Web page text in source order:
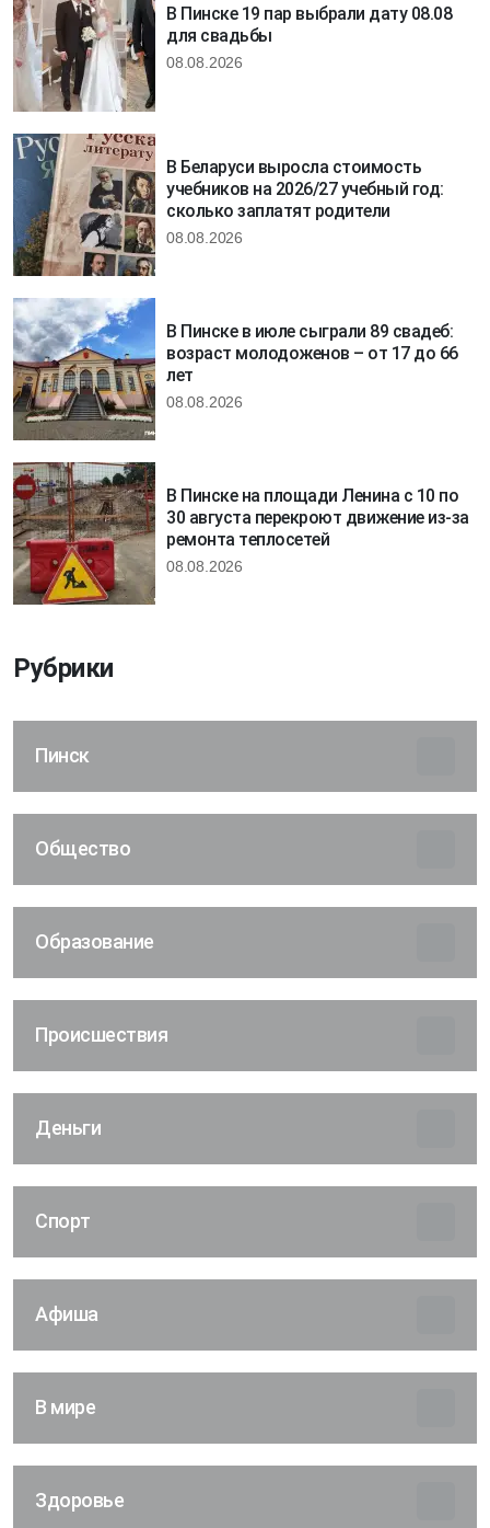
В Пинске 19 пар выбрали дату 08.08
для свадьбы
08.08.2026
В Беларуси выросла стоимость
учебников на 2026/27 учебный год:
сколько заплатят родители
08.08.2026
В Пинске в июле сыграли 89 свадеб:
возраст молодоженов – от 17 до 66
лет
08.08.2026
В Пинске на площади Ленина с 10 по
30 августа перекроют движение из-за
ремонта теплосетей
08.08.2026
Рубрики
Пинск
Общество
Образование
Происшествия
Деньги
Спорт
Афиша
В мире
Здоровье